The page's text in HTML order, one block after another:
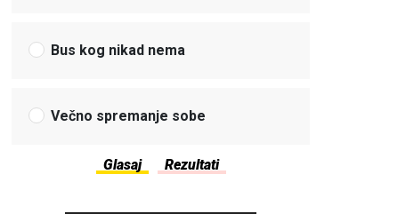
Bus kog nikad nema
Večno spremanje sobe